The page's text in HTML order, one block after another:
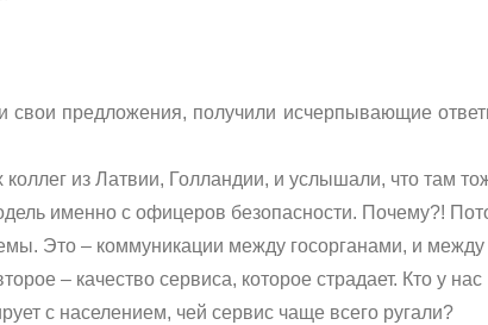
свои предложения, получили исчерпывающие
из Латвии, Голландии, и услышали, что там
именно с офицеров безопасности. Почему?!
Это – коммуникации между госорганами, и между
– качество сервиса, которое страдает. Кто у нас
с населением, чей сервис чаще всего ругали?